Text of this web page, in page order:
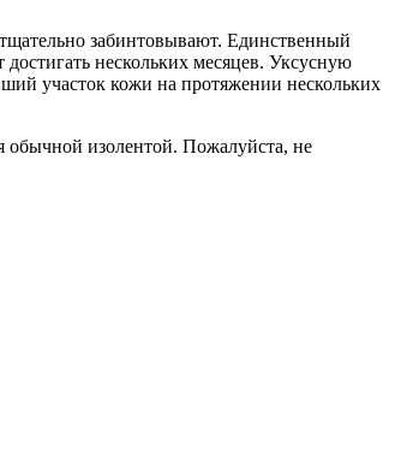
забинтовывают. Единственный
достигать нескольких месяцев. Уксусную
участок кожи на протяжении нескольких
обычной изолентой. Пожалуйста, не